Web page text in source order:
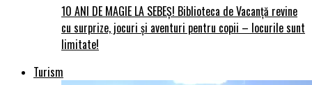
10 ANI DE MAGIE LA SEBEȘ! Biblioteca de Vacanță revine
cu surprize, jocuri și aventuri pentru copii – locurile sunt
limitate!
Turism